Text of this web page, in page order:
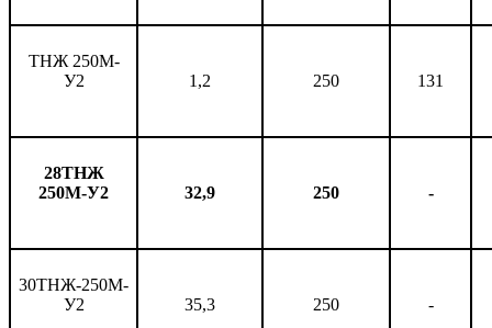
ТНЖ 250М-
У2
1,2 250 131
28ТНЖ
250М-У2
32,9 250 -
30ТНЖ-250М-
У2
35,3 250 -